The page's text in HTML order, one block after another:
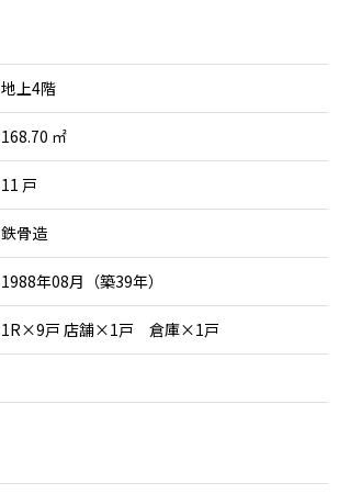
地上4階
168.70 ㎡
11 戸
鉄骨造
1988年08月（築39年）
1R×9戸店舗×1戸 倉庫×1戸